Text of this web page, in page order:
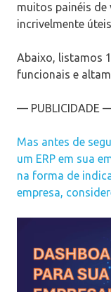
muitos painéis de
incrivelmente
Abaixo, listamos
funcionais e
— PUBLICIDADE
Mas antes de
um ERP em sua
na forma de
empresa,